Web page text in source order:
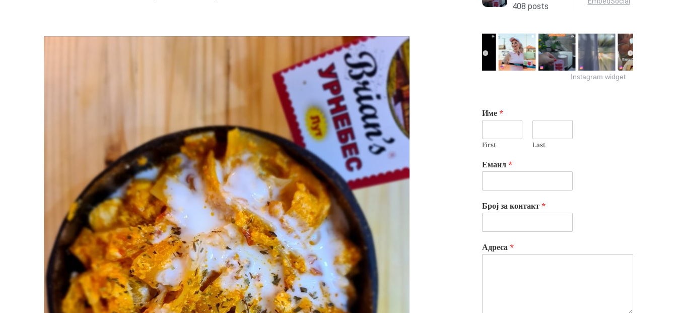
Аптека Мента фарм
Instagram widget
Име *
First Last
Емаил *
Број за контакт *
Адреса *